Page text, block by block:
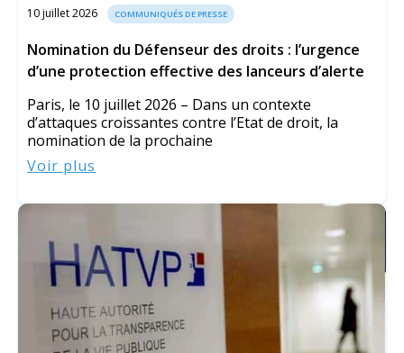
10 juillet 2026 COMMUNIQUÉS DE PRESSE
Nomination du Défenseur des droits : l’urgence
d’une protection effective des lanceurs d’alerte
Paris, le 10 juillet 2026 – Dans un contexte
d’attaques croissantes contre l’Etat de droit, la
nomination de la prochaine
Voir plus